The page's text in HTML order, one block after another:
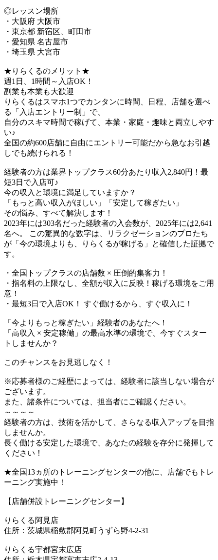
◎レッスン場所
・大阪府 大阪市
・東京都 新宿区、町田市
・愛知県 名古屋市
・埼玉県 大宮市
★りらくるのメリット★
週1日、1時間～入店OK！
副業も本業も大歓迎
りらくるはスマホ1つでカンタンに時間、日程、店舗を選べ
る「入店エントリー制」で、
​自分のスキマ時間で稼げて、本業・家庭・趣味と両立しやす
い♪​
全国の約600店舗に自由にエントリー可能だから急なお引越
しでも続けられる！
経験者の方は業界トップクラス60分あたり収入2,840円！最
短3日で入店可♪
今の収入と環境に満足していますか？
「もっと高い収入がほしい」「安定して稼ぎたい」
その悩み、すべて解決します！
2023年には303名だった経験者の入会数が、2025年には2,641
名へ。 この驚異的な数字は、リラクゼーションのプロたち
が「今の環境よりも、りらくるが稼げる」と確信した証拠で
す。
・全国トップクラスの店舗数 × 圧倒的集客力！
・指名料の上限なし、全額が収入に反映！稼げる環境をご用
意！
・最短3日で入店OK！ すぐ働けるから、すぐ収入に！
「今よりもっと稼ぎたい」経験者のあなたへ！
「高収入 × 安定稼働」の最高水準の環境で、今すぐスター
トしませんか？
このチャンスをお見逃しなく！
※応募者様のご経歴によっては、経験者に該当しない場合が
ございます。
また、諸条件については、担当者にご確認ください。
～～～～
経験者の方は、技術を活かして、さらなる収入アップを目指
しませんか。
長く働ける安定した環境で、あなたの経験を存分に発揮して
ください！
★全国13ヵ所のトレーニングセンターの他に、店舗でもトレ
ーニング実施中！
【店舗併設トレーニングセンター】
りらくる阿見店
住所：茨城県稲敷郡阿見町うずら野4-2-31
りらくる宇都宮末広店